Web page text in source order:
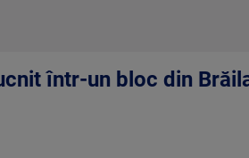
într-un bloc din